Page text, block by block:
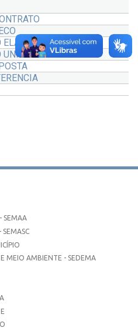
ELA IND PROPOSTA
UNIFICADA
SEMAA
SEMASC
MEIO AMBIENTE - SEDEMA